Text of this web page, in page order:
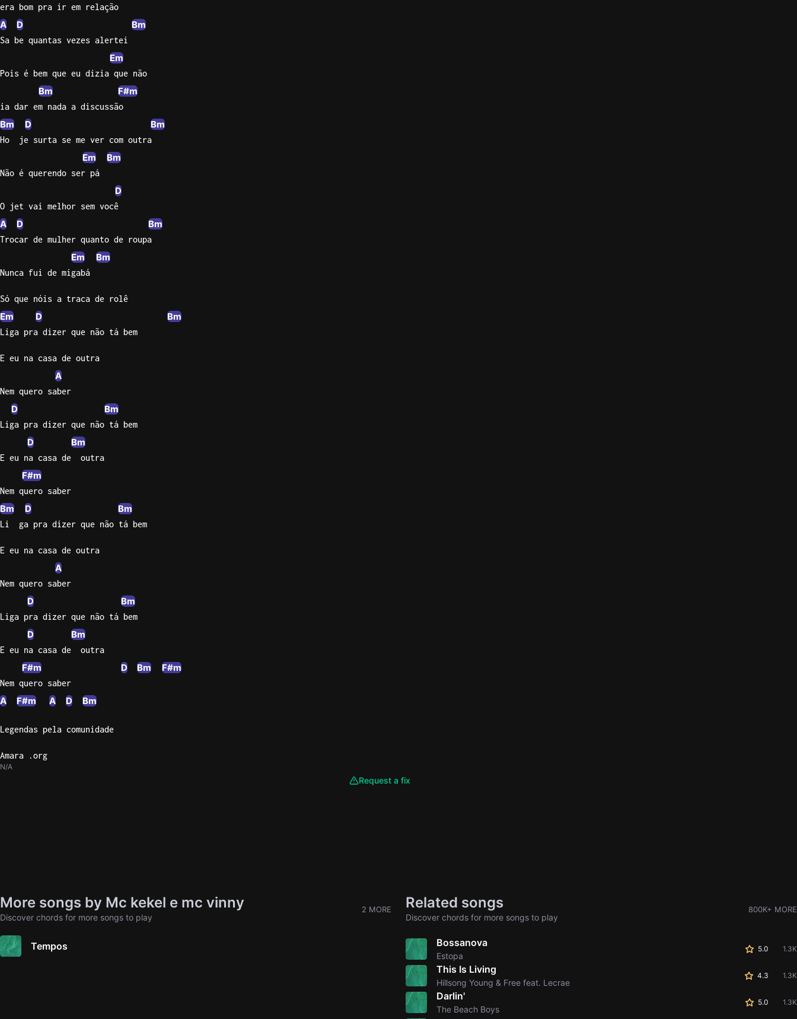
era bom pra ir em relação
A D Bm
Sa be quantas vezes alertei
Em
Pois é bem que eu dizia que não
Bm F#m
ia dar em nada a discussão
Bm D Bm
Ho  je surta se me ver com outra
Em Bm
Não é querendo ser pá
D
O jet vai melhor sem você
A D Bm
Trocar de mulher quanto de roupa
Em Bm
Nunca fui de migabá
Só que nóis a traca de rolê
Em D Bm
Liga pra dizer que não tá bem
E eu na casa de outra
A
Nem quero saber
D Bm
Liga pra dizer que não tá bem
D Bm
E eu na casa de  outra
F#m
Nem quero saber
Bm D Bm
Li  ga pra dizer que não tá bem
E eu na casa de outra
A
Nem quero saber
D Bm
Liga pra dizer que não tá bem
D Bm
E eu na casa de  outra
F#m D Bm F#m
Nem quero saber
A F#m A D Bm
Legendas pela comunidade
Amara .org
N/A
Request a fix
More songs by Mc kekel e mc vinny
Discover chords for more songs to play
2 MORE
Tempos
Related songs
Discover chords for more songs to play
800K+ MORE
Bossanova
Estopa
5.0 1.3K
This Is Living
Hillsong Young & Free feat. Lecrae
4.3 1.3K
Darlin'
The Beach Boys
5.0 1.3K